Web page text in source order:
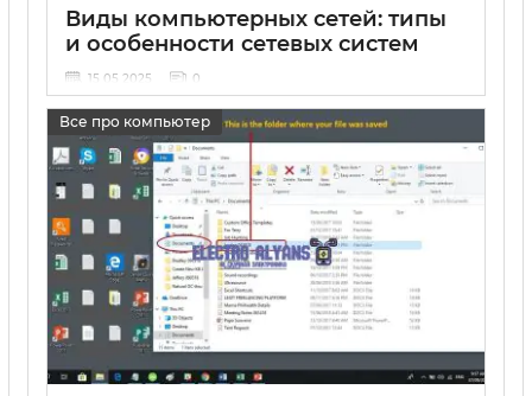
Виды компьютерных сетей: типы
и особенности сетевых систем
15 05 2025 0
Все про компьютер